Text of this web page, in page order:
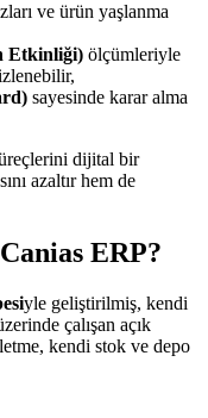
ve ürün yaşlanma
Etkinliği) ölçümleriyle
sayesinde karar alma
dijital bir
azaltır hem de
ERP?
yle geliştirilmiş, kendi
çalışan açık
kendi stok ve depo